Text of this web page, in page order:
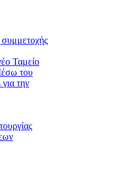
συμμετοχής
Ταμείο
του
την